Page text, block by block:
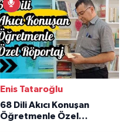
Enis Tataroğlu
68 Dili Akıcı Konuşan
Öğretmenle Özel